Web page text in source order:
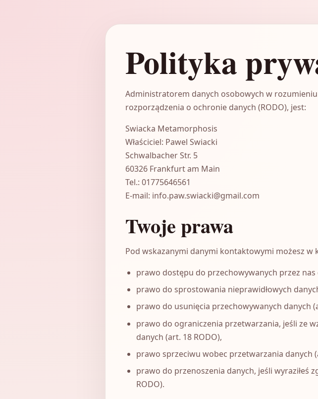
Polityka
Administratorem danych osobowych w
rozporządzenia o ochronie danych (RODO), jest:
Swiacka Metamorphosis
Właściciel: Pawel Swiacki
Schwalbacher Str. 5
60326 Frankfurt am Main
Tel.: 01775646561
E-mail: info.paw.swiacki@gmail.com
Twoje prawa
Pod wskazanymi danymi kontaktowymi możesz w
prawo dostępu do przechowywanych przez
prawo do sprostowania nieprawidłowych
prawo do usunięcia przechowywanych danych
prawo do ograniczenia przetwarzania, jeśli ze
danych (art. 18 RODO),
prawo sprzeciwu wobec przetwarzania danych
prawo do przenoszenia danych, jeśli wyraziłeś
RODO).